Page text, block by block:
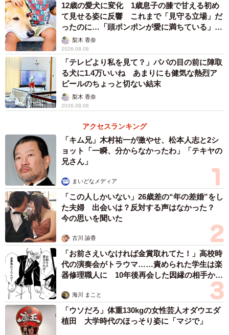
12歳の愛犬に変化 1歳息子の膝で甘える初め
て見せる姿に反響 これまで「見守る立場」だ
ったのに…「頭ポンポンが愛に満ちている」
「尊…」
梨木 香奈
2026.08.08
「テレビより私を見て？」パパの目の前に陣取
る犬に1.4万いいね あまりにも健気な熱烈ア
ピールのちょっと切ない結末
梨木 香奈
2026.08.08
アクセスランキング
「キム兄」木村祐一が激やせ、松本人志と2シ
ョット「一瞬、分からなかったわ」「テキヤの
兄さん」
まいどなメディア
「この人しかいない」26歳差の“年の差婚”をし
た夫婦 出会いは？反対する声はなかった？
今の思いを聞いた
古川 諭香
「お前さえいなければ金賞取れてた！」高校時
代の演奏会がトラウマ……責められた学生は楽
器修理職人に 10年後再会した因縁の相手から
海川 まこと
「ウソだろ」体重130kgの女性芸人オダウエダ
植田 大学時代のほっそり姿に「マジで」